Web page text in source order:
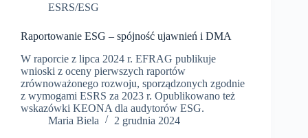
ESRS/ESG
Raportowanie ESG – spójność ujawnień i DMA
W raporcie z lipca 2024 r. EFRAG publikuje
wnioski z oceny pierwszych raportów
zrównoważonego rozwoju, sporządzonych zgodnie
z wymogami ESRS za 2023 r. Opublikowano też
wskazówki KEONA dla audytorów ESG.
Maria Biela
2 grudnia 2024